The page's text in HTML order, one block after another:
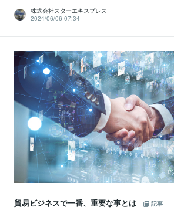
株式会社スターエキスプレス
2024/06/06 07:34
貿易ビジネスで一番、重要な事とは 記事